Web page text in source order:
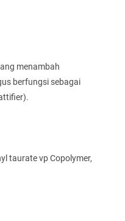
menambah
berfungsi sebagai
taurate vp Copolymer,